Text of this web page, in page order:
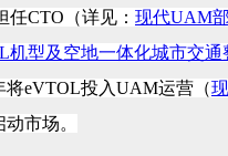
任CTO（详见： 现代UAM
机型及空地一体化城市交通
将eVTOL投入UAM运营（
市场。